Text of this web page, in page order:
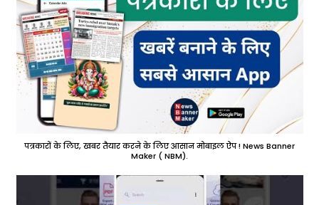
पत्रकारों के लिए, खबर तैयार करने के लिए आसान मोबाइल ऐप ! News Banner
Maker ( NBM).